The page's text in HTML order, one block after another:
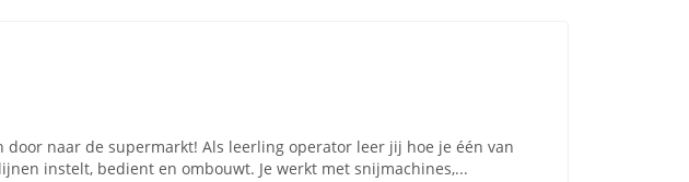
door naar de supermarkt! Als leerling operator leer jij hoe je één van
instelt, bedient en ombouwt. Je werkt met snijmachines,...